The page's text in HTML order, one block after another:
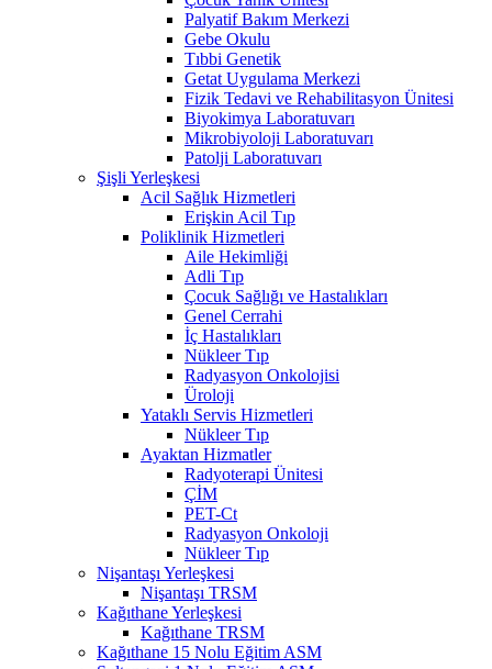
Palyatif Bakım Merkezi
Gebe Okulu
Tıbbi Genetik
Getat Uygulama Merkezi
Fizik Tedavi ve Rehabilitasyon Ünitesi
Biyokimya Laboratuvarı
Mikrobiyoloji Laboratuvarı
Patolji Laboratuvarı
Şişli Yerleşkesi
Acil Sağlık Hizmetleri
Erişkin Acil Tıp
Poliklinik Hizmetleri
Aile Hekimliği
Adli Tıp
Çocuk Sağlığı ve Hastalıkları
Genel Cerrahi
İç Hastalıkları
Nükleer Tıp
Radyasyon Onkolojisi
Üroloji
Yataklı Servis Hizmetleri
Nükleer Tıp
Ayaktan Hizmatler
Radyoterapi Ünitesi
ÇİM
PET-Ct
Radyasyon Onkoloji
Nükleer Tıp
Nişantaşı Yerleşkesi
Nişantaşı TRSM
Kağıthane Yerleşkesi
Kağıthane TRSM
Kağıthane 15 Nolu Eğitim ASM